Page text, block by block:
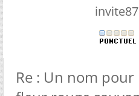
Re : Un nom